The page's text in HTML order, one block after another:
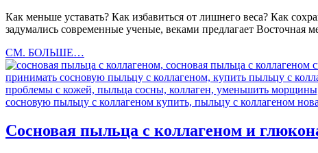
Как меньше уставать? Как избавиться от лишнего веса? Как
задумались современные ученые, веками предлагает Восточная
СМ. БОЛЬШЕ…
возможности
здоровья
человека
Сосновая пыльца с коллагеном и